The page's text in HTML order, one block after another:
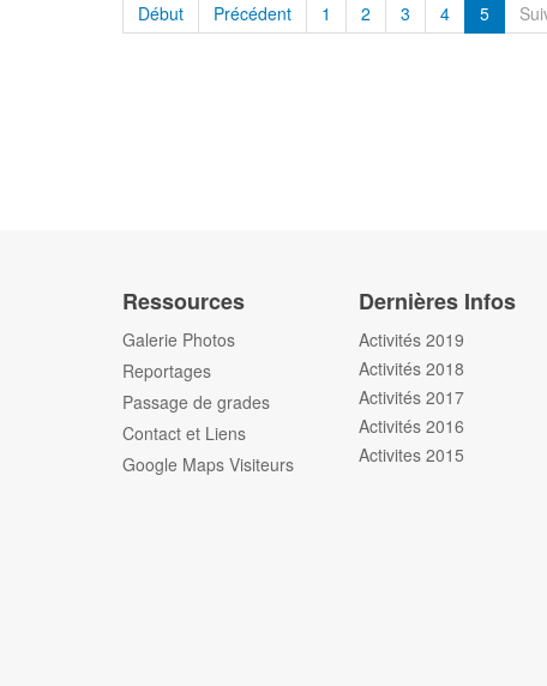
Début
Précédent 1 2 3 4 5
Ressources
Galerie Photos
Reportages
Passage de grades
Contact et Liens
Google Maps Visiteurs
Dernières Infos
Activités 2019
Activités 2018
Activités 2017
Activités 2016
Activites 2015